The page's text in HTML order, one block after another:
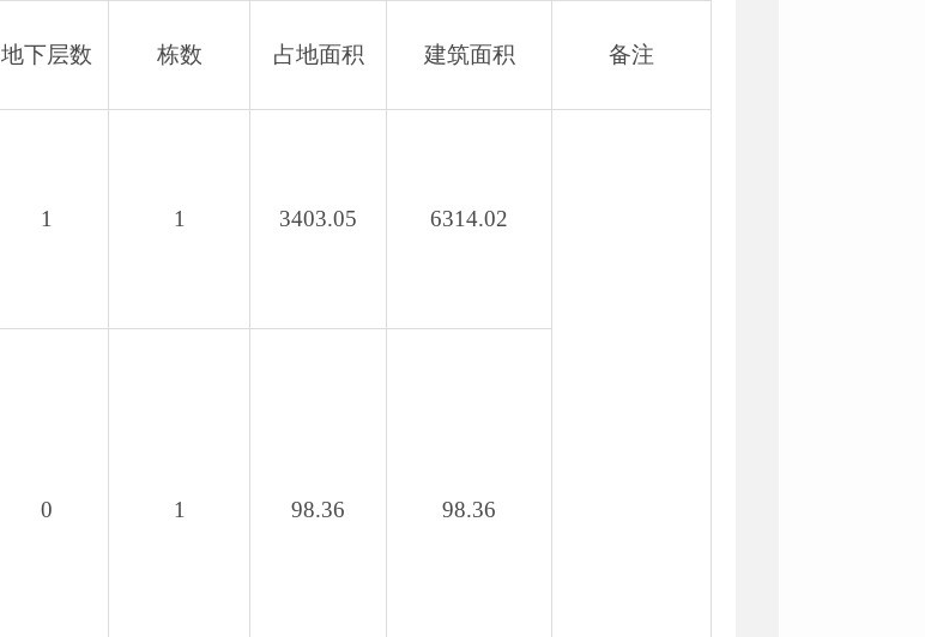
地下层数 栋数 占地面积 建筑面积 备注
1 1 3403.05 6314.02
0 1 98.36 98.36